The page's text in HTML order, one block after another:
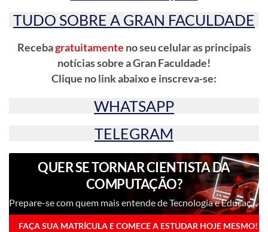
TUDO SOBRE A GRAN FACULDADE
Recebagratuitamente no seu celular as principais
notícias sobre a Gran Faculdade!
Clique no link abaixo e inscreva-se:
WHATSAPP
TELEGRAM
QUER SE TORNAR CIENTISTA DA
COMPUTAÇÃO?
Prepare-se com quem mais entende de Tecnologia e Educação, venha para a Gran Faculdade!
FAÇA SUA MATRÍCULA E COMECE A ESTUDAR HOJE MESMO!